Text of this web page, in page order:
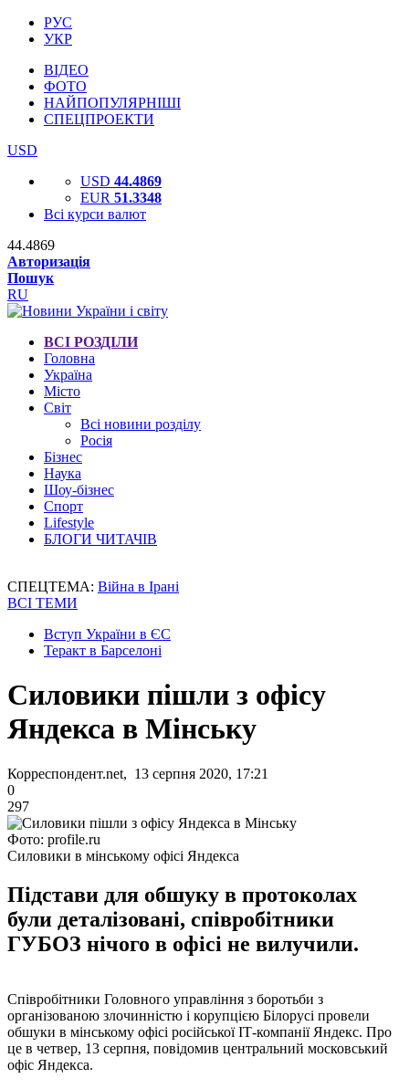
РУС
УКР
ВІДЕО
ФОТО
НАЙПОПУЛЯРНІШІ
СПЕЦПРОЕКТИ
USD
USD 44.4869
EUR 51.3348
Всі курси валют
44.4869
Авторизація
Пошук
RU
ВСІ РОЗДІЛИ
Головна
Україна
Місто
Світ
Всі новини розділу
Росія
Бізнес
Наука
Шоу-бізнес
Спорт
Lifestyle
БЛОГИ ЧИТАЧІВ
СПЕЦТЕМА: Війна в Ірані
ВСІ ТЕМИ
Вступ України в ЄС
Теракт в Барселоні
Силовики пішли з офісу
Яндекса в Мінську
Корреспондент.net, 13 серпня 2020, 17:21
0
297
Фото: profile.ru
Силовики в мінському офісі Яндекса
Підстави для обшуку в протоколах
були деталізовані, співробітники
ГУБОЗ нічого в офісі не вилучили.
Співробітники Головного управління з боротьби з
організованою злочинністю і корупцією Білорусі провели
обшуки в мінському офісі російської ІТ-компанії Яндекс. Про
це в четвер, 13 серпня, повідомив центральний московський
офіс Яндекса.